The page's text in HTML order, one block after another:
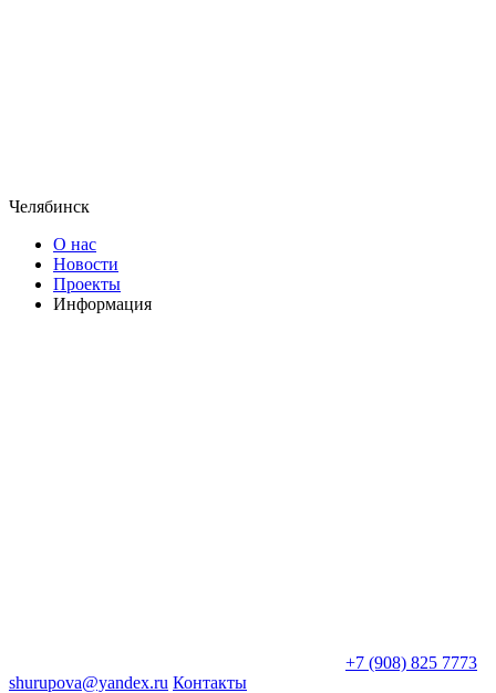
Челябинск
О нас
Новости
Проекты
Информация
+7 (908) 825 7773
shurupova@yandex.ru Контакты